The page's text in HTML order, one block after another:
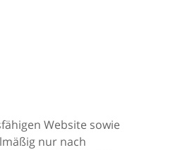
Website sowie
nur nach